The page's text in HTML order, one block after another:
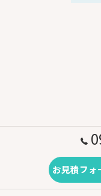
お見積フォ